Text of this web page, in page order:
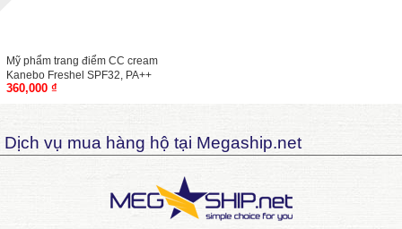
Mỹ phẩm trang điểm CC cream
Kanebo Freshel SPF32, PA++
360,000 ₫
Dịch vụ mua hàng hộ tại Megaship.net